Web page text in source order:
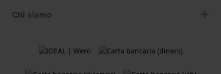
Chi siamo